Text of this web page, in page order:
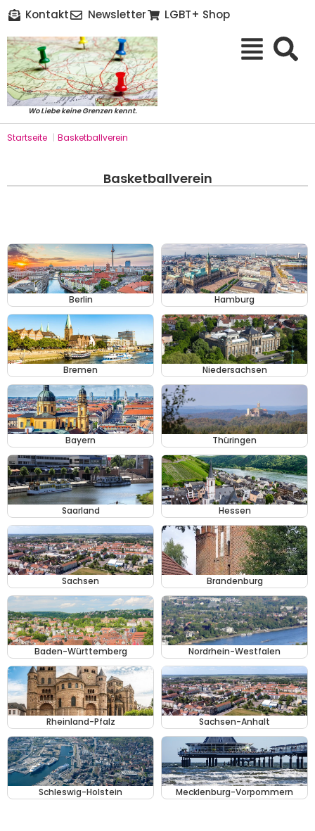
Kontakt Newsletter LGBT+ Shop
Wo Liebe keine Grenzen kennt.
Startseite | Basketballverein
Basketballverein
Berlin Hamburg
Bremen Niedersachsen
Bayern Thüringen
Saarland Hessen
Sachsen Brandenburg
Baden-Württemberg Nordrhein-Westfalen
Rheinland-Pfalz Sachsen-Anhalt
Schleswig-Holstein Mecklenburg-Vorpommern